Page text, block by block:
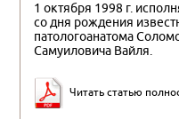
1 октября 1998 г.
со дня рожде­ния
патологоанатома
Самуиловича Вайля.
Читать статью